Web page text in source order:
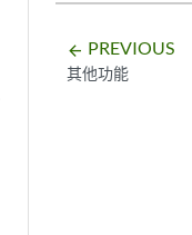
arrow_backward PREVIOUS
其他功能